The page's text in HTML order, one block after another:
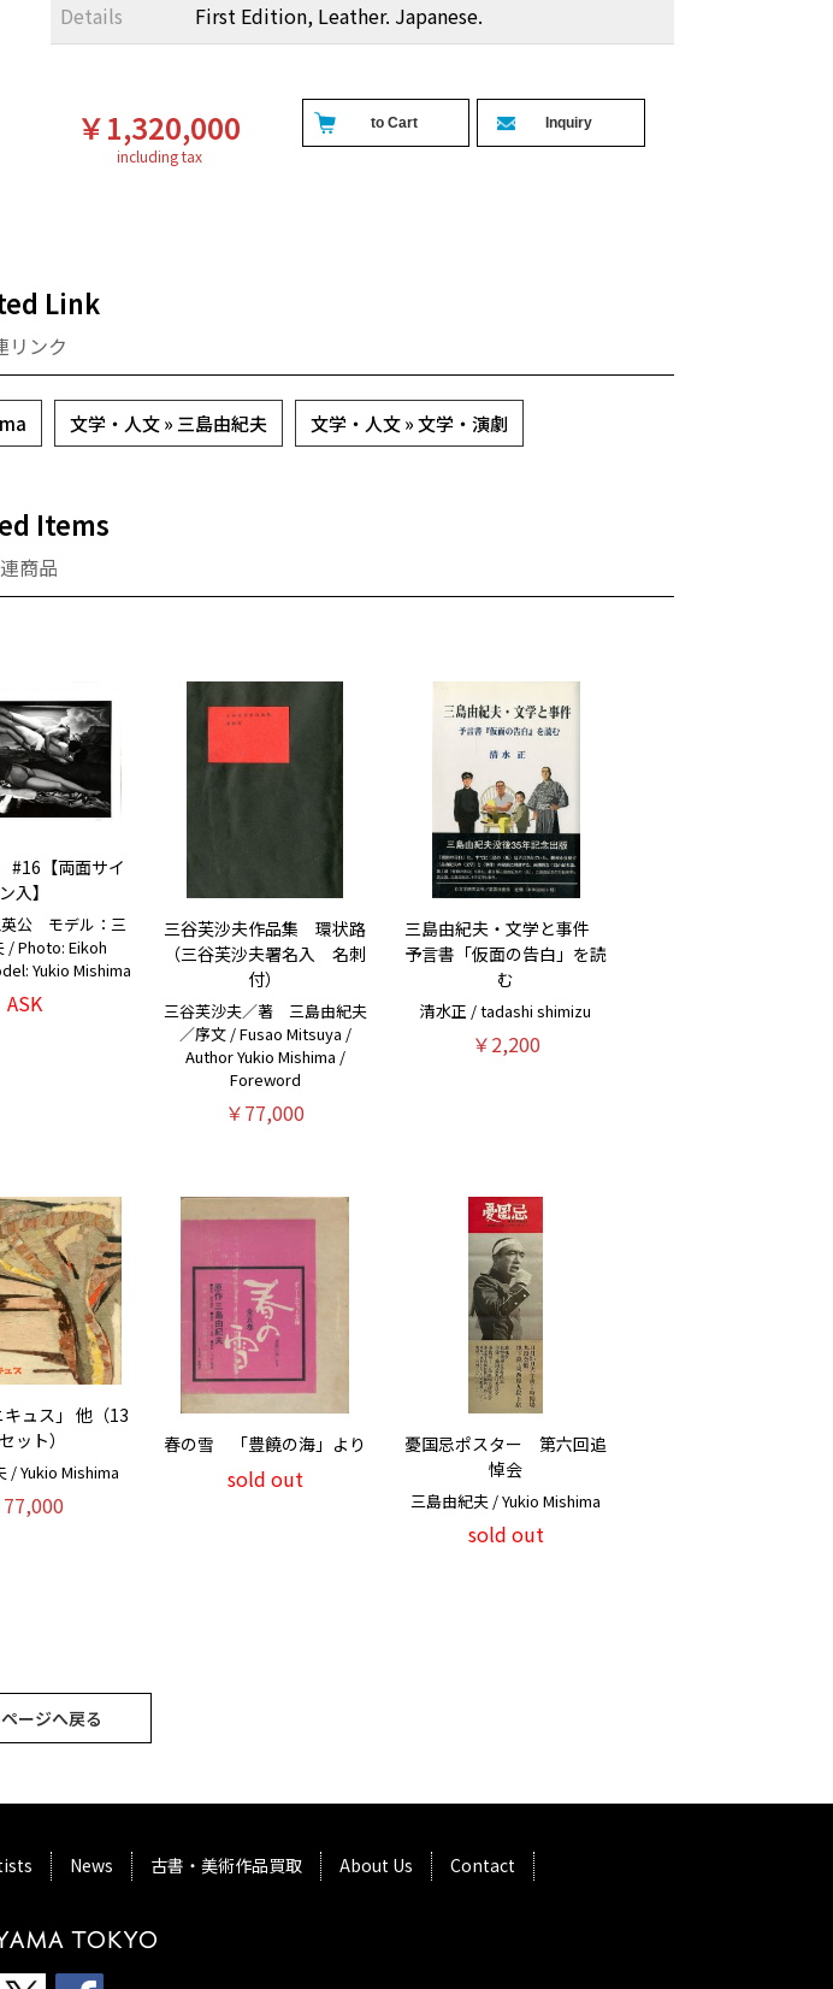
Details
First Edition, Leather. Japanese.
￥1,320,000
including tax
Link
リンク
文学・人文 » 三島由紀夫 文学・人文 » 文学・演劇
Items
商品
#16【両面サイ
ン入】
英公 モデル：三
/ Photo: Eikoh
Yukio Mishima
ASK
三谷芙沙夫作品集 環状路
（三谷芙沙夫署名入 名刺
付）
三谷芙沙夫／著 三島由紀夫
／序文 / Fusao Mitsuya /
Author Yukio Mishima /
Foreword
￥77,000
三島由紀夫・文学と事件
予言書「仮面の告白」を読
む
清水正 / tadashi shimizu
￥2,200
キュス」 他（13
ット）
/ Yukio Mishima
77,000
春の雪 「豊饒の海」より
sold out
憂国忌ポスター 第六回追
悼会
三島由紀夫 / Yukio Mishima
sold out
ージへ戻る
News 古書・美術作品買取 About Us Contact